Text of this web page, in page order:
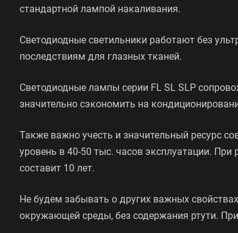
стандартной лампой накаливания.
Светодиодные светильники работают без
последствиям для глазных тканей.
Светодиодные лампы серии FL SL SLP
значительно сэкономить на
Также важно учесть и значительный ресурс
уровень в 40-50 тыс. часов эксплуатации.
составит 10 лет.
Не будем забывать о других важных
окружающей среды, без содержания ртути.